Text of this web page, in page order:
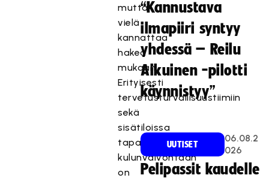
mutta
vielä
kannattaa
hakea
mukaan!
Erityisesti
tervetusturvallisuustiimiin
sekä
sisätiloissa
tapahtuvaan
kulunvalvontaan
on
“Kannustava
ilmapiiri syntyy
yhdessä – Reilu
Aikuinen -pilotti
käynnistyy”
UUTISET
06.08.2
026
Pelipassit kaudelle